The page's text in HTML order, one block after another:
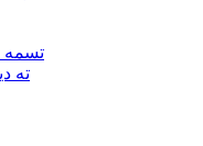
تسمه
ته